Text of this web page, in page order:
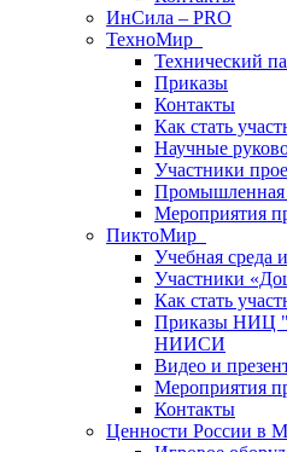
ИнСила – PRO
ТехноМир
Технический
Приказы
Контакты
Как стать
Научные
Участники
Промышленная
Мероприятия
ПиктоМир
Учебная среда
Участники
Как стать
Приказы НИЦ
НИИСИ
Видео и
Мероприятия
Контакты
Ценности России в